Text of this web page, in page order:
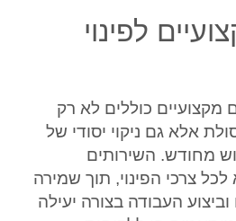
לפינוי
מקצועיים כוללים לא רק
אלא גם ניקוי יסודי של
מחודש. השירותים
צרכי הפינוי, תוך שמירה
העבודה בצורה יעילה